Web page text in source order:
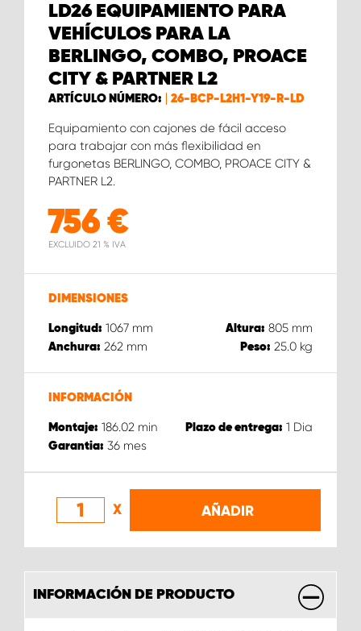
LD26 EQUIPAMIENTO PARA
VEHÍCULOS PARA LA
BERLINGO, COMBO, PROACE
CITY & PARTNER L2
ARTÍCULO NÚMERO: 26-BCP-L2H1-Y19-R-LD
Equipamiento con cajones de fácil acceso
para trabajar con más flexibilidad en
furgonetas BERLINGO, COMBO, PROACE CITY &
PARTNER L2.
756 €
EXCLUIDO 21 % IVA
DIMENSIONES
Longitud: 1067 mm Altura: 805 mm
Anchura: 262 mm Peso: 25.0 kg
INFORMACIÓN
Montaje: 186.02 min Plazo de entrega: 1 Dia
Garantia: 36 mes
X AÑADIR
INFORMACIÓN DE PRODUCTO